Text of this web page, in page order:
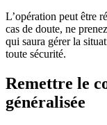
L’opération peut être
cas de doute, ne
qui saura gérer la
toute sécurité.
Remettre le
généralisée